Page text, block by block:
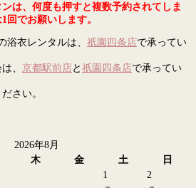
は、何度も押すと複数予約されてしま
回でお願いします。
浴衣レンタルは、 祇園四条店で承ってい
、 京都駅前店 と 祇園四条店で承ってい
さい。
2026年8月
木 金 土
日
1
2